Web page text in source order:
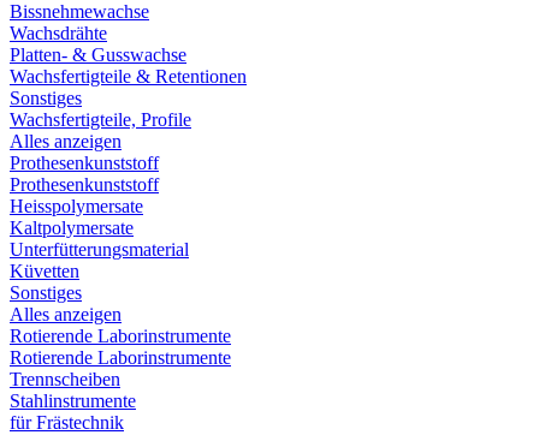
Bissnehmewachse
Wachsdrähte
Platten- & Gusswachse
Wachsfertigteile & Retentionen
Sonstiges
Wachsfertigteile, Profile
Alles anzeigen
Prothesenkunststoff
Prothesenkunststoff
Heisspolymersate
Kaltpolymersate
Unterfütterungsmaterial
Küvetten
Sonstiges
Alles anzeigen
Rotierende Laborinstrumente
Rotierende Laborinstrumente
Trennscheiben
Stahlinstrumente
für Frästechnik